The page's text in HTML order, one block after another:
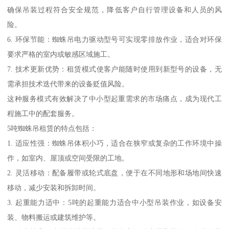
确保吊装过程符合安全规范，降低客户自行管理设备和人员的风
险。
6. 环保节能：蜘蛛吊电力驱动型号可实现零排放作业，适合对环保
要求严格的室内或敏感区域施工。
7. 技术更新优势：租赁模式使客户能随时使用到新型号的设备，无
需承担技术迭代带来的设备贬值风险。
这种服务模式有效解决了中小型起重需求的市场痛点，成为现代工
程施工中的配套服务。
5吨蜘蛛吊租赁的特点包括：
1. 适应性强：蜘蛛吊体积小巧，适合在狭窄或复杂的工作环境中操
作，如室内、屋顶或空间受限的工地。
2. 灵活移动：配备履带或轮式底盘，便于在不同地形和场地间快速
移动，减少安装和拆卸时间。
3. 起重能力适中：5吨的起重能力适合中小型吊装作业，如设备安
装、物料搬运或建筑维护等。